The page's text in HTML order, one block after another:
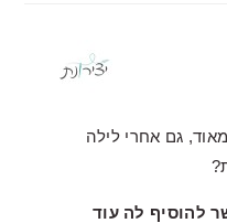
גם אחרי לילה
להוסיף לה עוד